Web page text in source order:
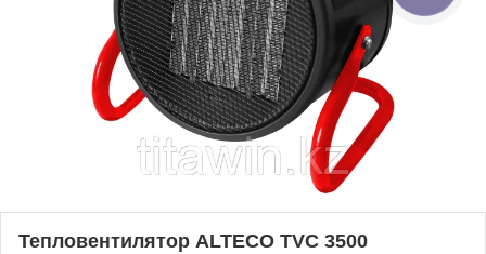
Тепловентилятор ALTECO TVC 3500